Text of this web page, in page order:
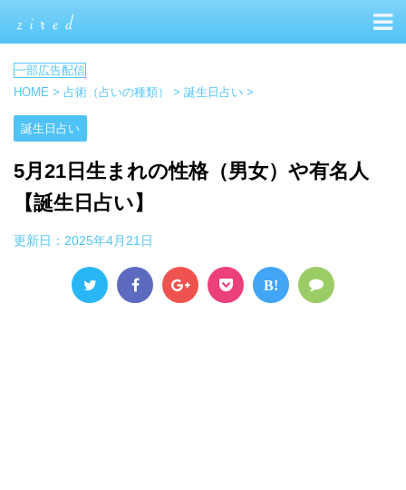
HOME > 占術（占いの種類） > 誕生日占い >
誕生日占い
5月21日生まれの性格（男女）や有名人
【誕生日占い】
更新日： 2025年4月21日
B!